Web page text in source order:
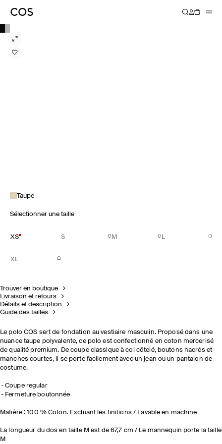
Taupe
Sélectionner une taille
XS S M L
XL
Trouver en boutique
Livraison et retours
Détails et description
Guide des tailles
Le polo COS sert de fondation au vestiaire masculin. Proposé dans une
nuance taupe polyvalente, ce polo est confectionné en coton mercerisé
de qualité premium. De coupe classique à col côtelé, boutons nacrés et
manches courtes, il se porte facilement avec un jean ou un pantalon de
costume.
Coupe regular
Fermeture boutonnée
Matière : 100 % Coton. Excluant les finitions / Lavable en machine
La longueur du dos en taille M est de 67,7 cm / Le mannequin porte la taille
M